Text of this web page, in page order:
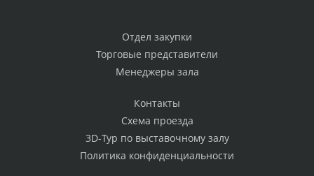
Отдел закупки
Торговые представители
Менеджеры зала
Контакты
Схема проезда
3D-Тур по выставочному залу
Политика конфиденциальности